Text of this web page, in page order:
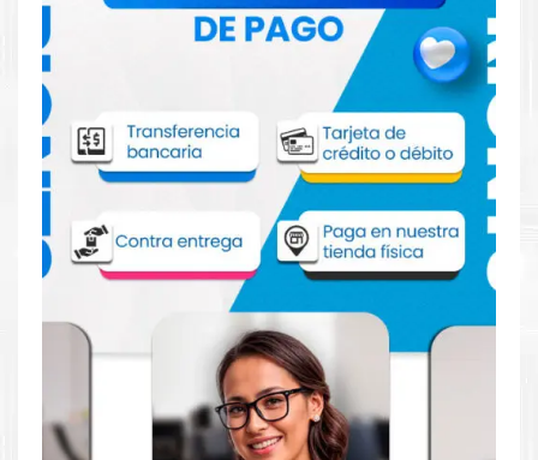
Comprar Tinta HP 964XL Negro para
impresoras 9010 9016 9018 9020
Aprovecha nuestra experiencia y atención para adquirir tus
productos. Tenemos promociones todos los dias. Escríbenos o
visítanos hoy para encontrar la solución perfecta para tu
impresoraHP, como laTinta HP 964XL Negro para impresoras
9010 9016 9018 9020.
Dónde comprar Tinta para impresoras
9010 9016 9018 9020 en Lima o para
provincia